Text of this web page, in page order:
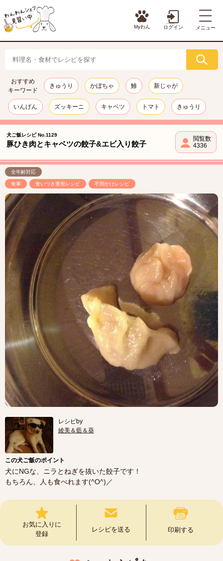
Myわん ログイン メニュー
おすすめ
キーワード
きゅうり かぼちゃ 鯵 新じゃが
いんげん ズッキーニ キャベツ トマト きゅうり
犬ご飯レシピ No.1129
豚ひき肉とキャベツの餃子&エビ入り餃子
閲覧数
4336
全年齢対応
食事 食いつき重視レシピ 手間かけレシピ
レシピby
綾美＆藍＆葵
この犬ご飯のポイント
犬にNGな、ニラとねぎを抜いた餃子です！
もちろん、人も食べれます(^O^)／
お気に入りに
登録
レシピを送る 印刷する